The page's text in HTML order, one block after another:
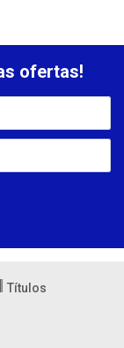
ofertas!
Títulos